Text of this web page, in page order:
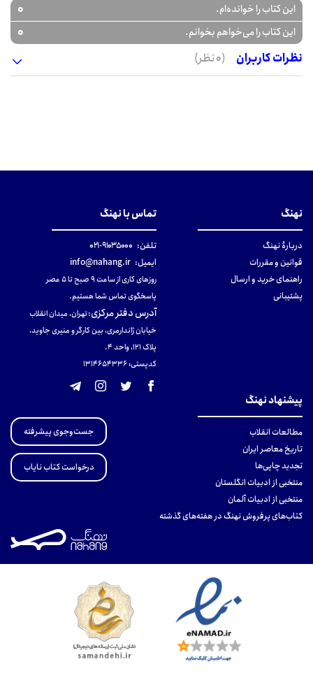
این کتاب را خوانده‌ام. 0
این کتاب را می‌خواهم بخوانم.
0
نظرات کاربران
(0 نظر)
نهنگ
دربارهٔ نهنگ
قوانین و مقررات
راهنمای خرید و ارسال
پشتیبانی
تماس با نهنگ
تلفن: ۹۱۰۳۵۰۰۰-۰۲۱
ایمیل: info@nahang.ir
روزهای کاری از ساعت ۹ صبح تا ۵ عصر
پاسخگوی تماس شما هستیم.
آدرس دفتر مرکزی:تهران، میدان انقلاب
خیابان ژاندارمری، بین کارگر و منیری جاوید،
پلاک 121، واحد ۴.
کدپستی: 131465433۶
پیشنهاد نهنگ
مطالعات انقلاب
تاریخ معاصر ایران
تجدید چاپی‌ها
منتخبی از ادبیات انگلستان
منتخبی از ادبیات آلمان
کتاب‌های پرفروش نهنگ در هفته‌های گذشته
جست‌وجوی پیشرفته
درخواست کتاب نایاب